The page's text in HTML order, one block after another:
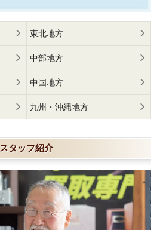
東北地方
中部地方
中国地方
九州・沖縄地方
スタッフ紹介